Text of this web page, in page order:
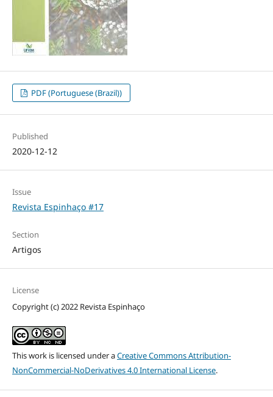
PDF (Portuguese (Brazil))
Published
2020-12-12
Issue
Revista Espinhaço #17
Section
Artigos
License
Copyright (c) 2022 Revista Espinhaço
This work is licensed under aCreative Commons Attribution-
NonCommercial-NoDerivatives 4.0 International License.